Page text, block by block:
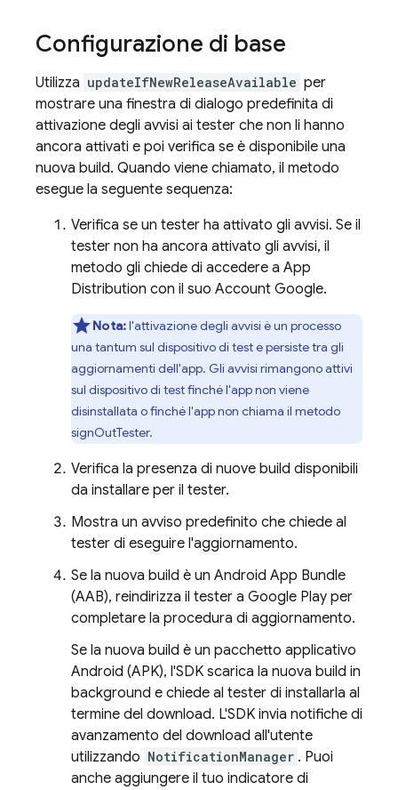
Configurazione di base
Utilizza updateIfNewReleaseAvailable per
mostrare una finestra di dialogo predefinita di
attivazione degli avvisi ai tester che non li hanno
ancora attivati e poi verifica se è disponibile una
nuova build. Quando viene chiamato, il metodo
esegue la seguente sequenza:
Verifica se un tester ha attivato gli avvisi. Se il
tester non ha ancora attivato gli avvisi, il
metodo gli chiede di accedere a App
Distribution con il suo Account Google.
Nota:l'attivazione degli avvisi è un processo
una tantum sul dispositivo di test e persiste tra gli
aggiornamenti dell'app. Gli avvisi rimangono attivi
sul dispositivo di test finché l'app non viene
disinstallata o finché l'app non chiama il metodo
signOutTester.
Verifica la presenza di nuove build disponibili
da installare per il tester.
Mostra un avviso predefinito che chiede al
tester di eseguire l'aggiornamento.
Se la nuova build è un Android App Bundle
(AAB), reindirizza il tester a Google Play per
completare la procedura di aggiornamento.
Se la nuova build è un pacchetto applicativo
Android (APK), l'SDK scarica la nuova build in
background e chiede al tester di installarla al
termine del download. L'SDK invia notifiche di
avanzamento del download all'utente
utilizzando NotificationManager . Puoi
anche aggiungere il tuo indicatore di